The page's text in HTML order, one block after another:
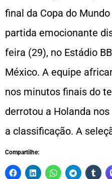
final da Copa do
partida emocionante
feira (29), no Estádio
México. A equipe
nos minutos finais do
derrotou a Holanda
a classificação. A
Compartilhe: